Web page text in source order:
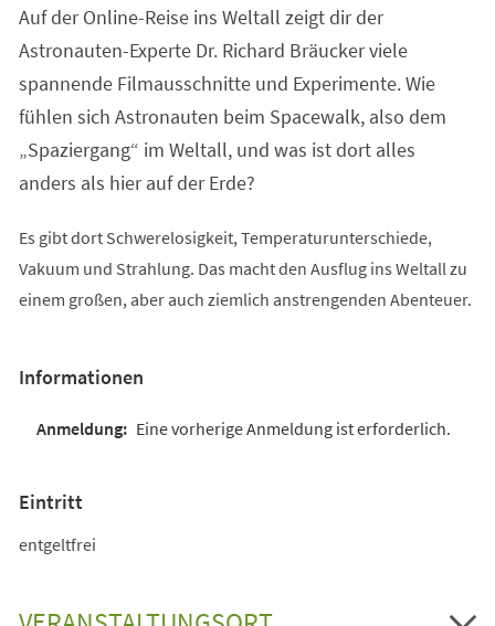
Auf der Online-Reise ins Weltall zeigt dir der
Astronauten-Experte Dr. Richard Bräucker viele
spannende Filmausschnitte und Experimente. Wie
fühlen sich Astronauten beim Spacewalk, also dem
„Spaziergang“ im Weltall, und was ist dort alles
anders als hier auf der Erde?
Es gibt dort Schwerelosigkeit, Temperaturunterschiede,
Vakuum und Strahlung. Das macht den Ausflug ins Weltall zu
einem großen, aber auch ziemlich anstrengenden Abenteuer.
Informationen
Eine vorherige Anmeldung ist erforderlich.
Eintritt
entgeltfrei